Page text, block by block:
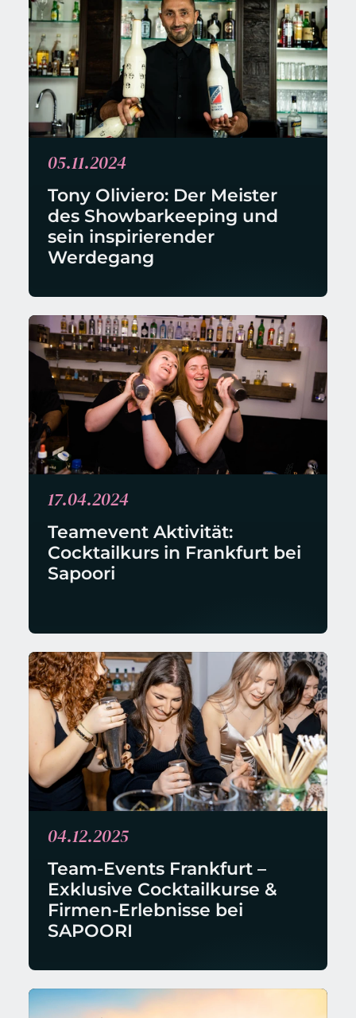
05.11.2024
Tony Oliviero: Der Meister
des Showbarkeeping und
sein inspirierender
Werdegang
17.04.2024
Teamevent Aktivität:
Cocktailkurs in Frankfurt bei
Sapoori
04.12.2025
Team-Events Frankfurt –
Exklusive Cocktailkurse &
Firmen-Erlebnisse bei
SAPOORI